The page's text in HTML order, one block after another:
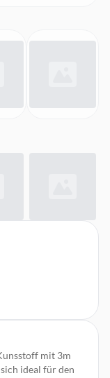
mit 3m
ideal für den